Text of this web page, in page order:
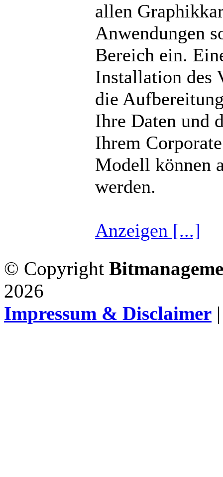
allen
Anwendungen
Bereich ein.
Installation des
die
Ihre Daten und
Ihrem
Modell können
werden.
Anzeigen [...]
© Copyright
2026
Impressum & Disclaimer